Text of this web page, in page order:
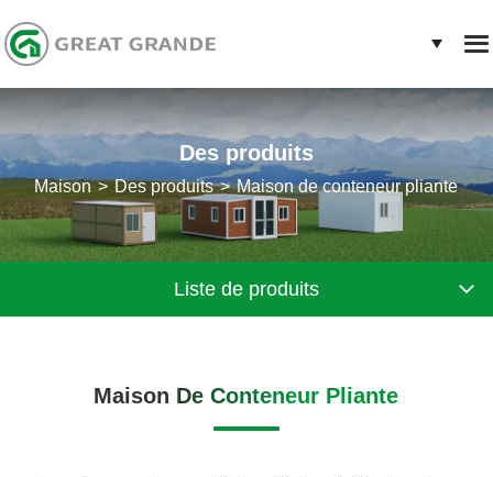
Des produits
Maison Des produits Maison de conteneur pliante
Liste de produits
Maison De Conteneur Pliante